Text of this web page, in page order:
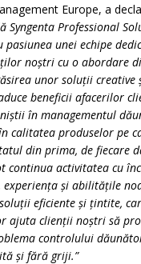
Europe, a
Syngenta Professional
pasiunea unei echipe
noștri cu o abordare
unor soluții creative
beneficii afacerilor
în managementul
calitatea produselor pe
din prima, de fiecare
continua activitatea cu
experiența și abilitățile
eficiente și țintite,
ajuta clienții noștri să
controlului
și fără griji.”